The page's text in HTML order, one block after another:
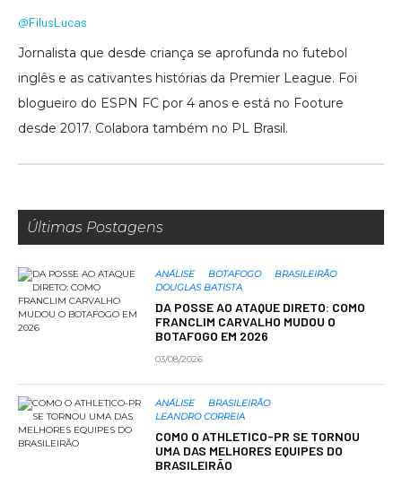
@FilusLucas
Jornalista que desde criança se aprofunda no futebol
inglês e as cativantes histórias da Premier League. Foi
blogueiro do ESPN FC por 4 anos e está no Footure
desde 2017. Colabora também no PL Brasil.
Últimas Postagens
ANÁLISE BOTAFOGO
BRASILEIRÃO
DOUGLAS BATISTA
DA POSSE AO ATAQUE DIRETO: COMO
FRANCLIM CARVALHO MUDOU O
BOTAFOGO EM 2026
03/08/2026
ANÁLISE
BRASILEIRÃO
LEANDRO CORREIA
COMO O ATHLETICO-PR SE TORNOU
UMA DAS MELHORES EQUIPES DO
BRASILEIRÃO